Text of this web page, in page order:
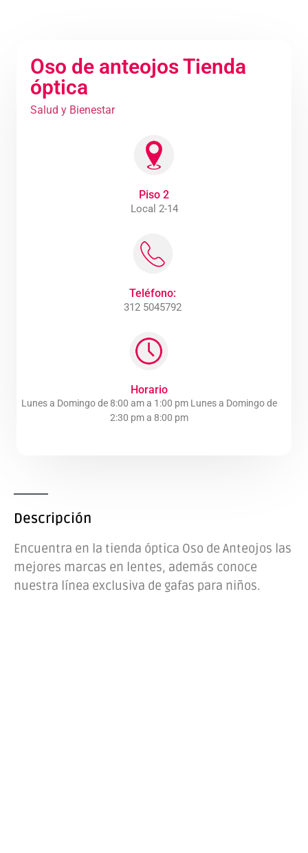
Oso de anteojos Tienda
óptica
Salud y Bienestar
Piso 2
Local 2-14
Teléfono:
312 5045792
Horario
Lunes a Domingo de 8:00 am a 1:00 pm Lunes a Domingo de
2:30 pm a 8:00 pm
Descripción
Encuentra en la tienda óptica Oso de Anteojos las
mejores marcas en lentes, además conoce
nuestra línea exclusiva de gafas para niños.